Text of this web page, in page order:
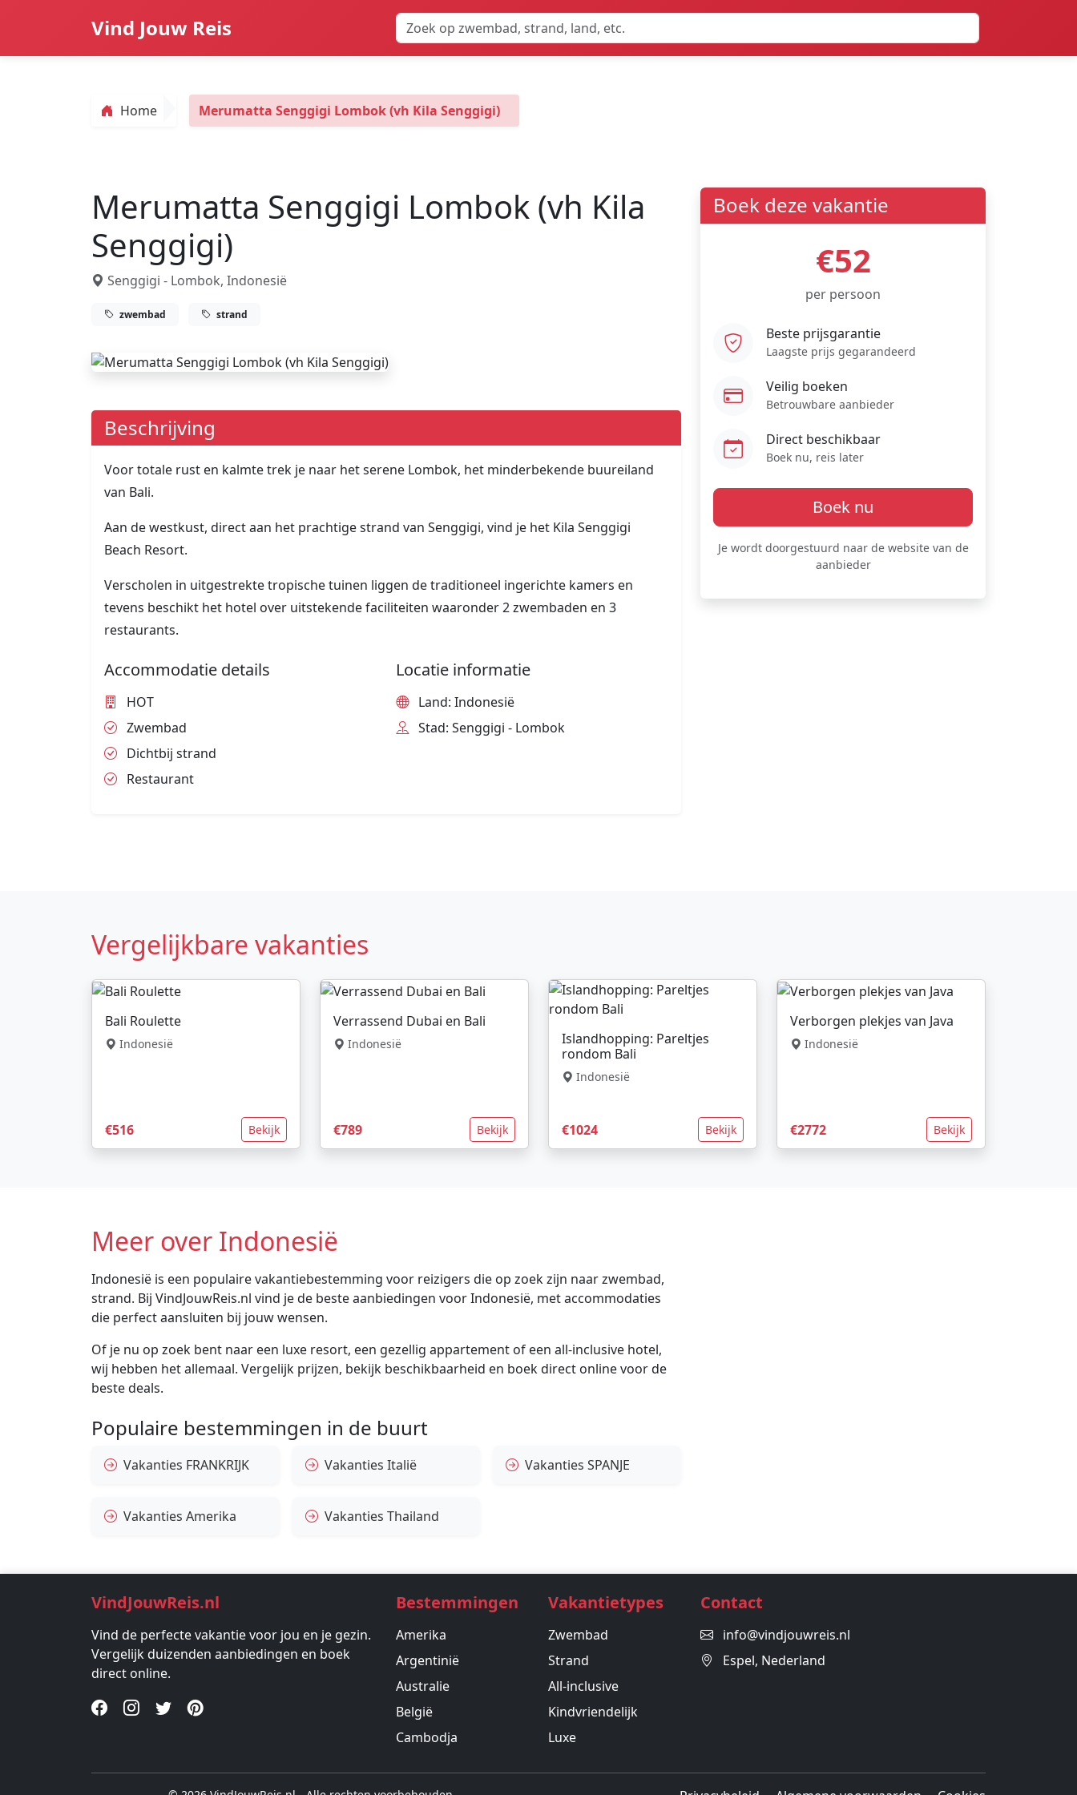
Vind Jouw Reis
Home Merumatta Senggigi Lombok (vh Kila Senggigi)
Merumatta Senggigi Lombok (vh Kila
Senggigi)
Senggigi - Lombok, Indonesië
zwembad strand
Beschrijving
Voor totale rust en kalmte trek je naar het serene Lombok, het minderbekende buureiland
van Bali.
Aan de westkust, direct aan het prachtige strand van Senggigi, vind je het Kila Senggigi
Beach Resort.
Verscholen in uitgestrekte tropische tuinen liggen de traditioneel ingerichte kamers en
tevens beschikt het hotel over uitstekende faciliteiten waaronder 2 zwembaden en 3
restaurants.
Accommodatie details
HOT
Zwembad
Dichtbij strand
Restaurant
Locatie informatie
Land: Indonesië
Stad: Senggigi - Lombok
Boek deze vakantie
€52
per persoon
Beste prijsgarantie
Laagste prijs gegarandeerd
Veilig boeken
Betrouwbare aanbieder
Direct beschikbaar
Boek nu, reis later
Boek nu
Je wordt doorgestuurd naar de website van de
aanbieder
Vergelijkbare vakanties
Bali Roulette
Indonesië
€516 Bekijk
Verrassend Dubai en Bali
Indonesië
€789 Bekijk
Islandhopping: Pareltjes
rondom Bali
Indonesië
€1024 Bekijk
Verborgen plekjes van Java
Indonesië
€2772 Bekijk
Meer over Indonesië
Indonesië is een populaire vakantiebestemming voor reizigers die op zoek zijn naar zwembad,
strand. Bij VindJouwReis.nl vind je de beste aanbiedingen voor Indonesië, met accommodaties
die perfect aansluiten bij jouw wensen.
Of je nu op zoek bent naar een luxe resort, een gezellig appartement of een all-inclusive hotel,
wij hebben het allemaal. Vergelijk prijzen, bekijk beschikbaarheid en boek direct online voor de
beste deals.
Populaire bestemmingen in de buurt
Vakanties FRANKRIJK Vakanties Italië Vakanties SPANJE
Vakanties Amerika Vakanties Thailand
VindJouwReis.nl
Vind de perfecte vakantie voor jou en je gezin.
Vergelijk duizenden aanbiedingen en boek
direct online.
Bestemmingen
Amerika
Argentinië
Australie
België
Cambodja
Vakantietypes
Zwembad
Strand
All-inclusive
Kindvriendelijk
Luxe
Contact
info@vindjouwreis.nl
Espel, Nederland